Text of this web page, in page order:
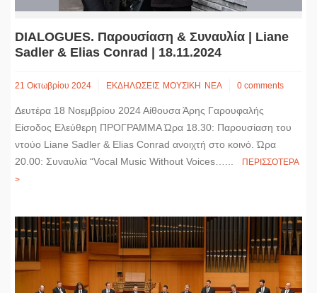
DIALOGUES. Παρουσίαση & Συναυλία | Liane
Sadler & Elias Conrad | 18.11.2024
21 Οκτωβρίου 2024 ΕΚΔΗΛΩΣΕΙΣ ΜΟΥΣΙΚΗ ΝΕΑ 0 comments
Δευτέρα 18 Νοεμβρίου 2024 Αίθουσα Άρης Γαρουφαλής
Είσοδος Ελεύθερη ΠΡΟΓΡΑΜΜΑ Ώρα 18.30: Παρουσίαση του
ντούο Liane Sadler & Elias Conrad ανοιχτή στο κοινό. Ώρα
20.00: Συναυλία “Vocal Music Without Voices…...
ΠΕΡΙΣΣΟΤΕΡΑ
>